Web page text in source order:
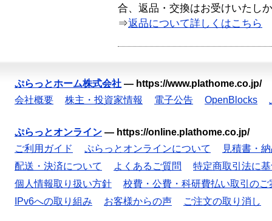
合、返品・交換はお受けいたし
⇒返品について詳しくはこちら
ぷらっとホーム株式会社 — https://www.plathome.co.jp/
会社概要
株主・投資家情報 電子公告 OpenBlocks
ぷらっとオンライン — https://online.plathome.co.jp/
ご利用ガイド
ぷらっとオンラインについて
見積書・
配送・決済について
よくあるご質問
特定商取引法に
個人情報取り扱い方針
校費・公費・科研費払い取引のご
IPv6への取り組み
お客様からの声 ご注文の取り消し